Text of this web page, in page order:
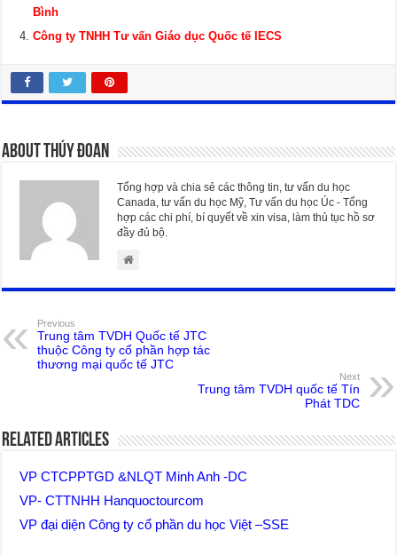
Bình
Công ty TNHH Tư vấn Giáo dục Quốc tế IECS
About Thúy Đoan
Tổng hợp và chia sẻ các thông tin, tư vấn du học
Canada, tư vấn du học Mỹ, Tư vấn du học Úc - Tổng
hợp các chi phí, bí quyết về xin visa, làm thủ tục hồ sơ
đầy đủ bộ.
Previous
Trung tâm TVDH Quốc tế JTC
thuộc Công ty cổ phần hợp tác
thương mại quốc tế JTC
Next
Trung tâm TVDH quốc tế Tín
Phát TDC
Related Articles
VP CTCPPTGD &NLQT Minh Anh -DC
VP- CTTNHH Hanquoctourcom
VP đại diện Công ty cổ phần du học Việt –SSE